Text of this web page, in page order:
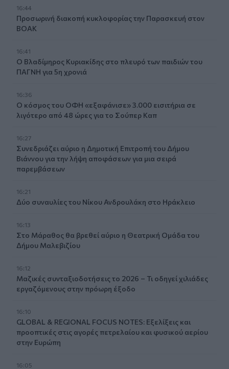
16:44
Προσωρινή διακοπή κυκλοφορίας την Παρασκευή στον
ΒΟΑΚ
16:41
Ο Βλαδίμηρος Κυριακίδης στο πλευρό των παιδιών του
ΠΑΓΝΗ για 5η χρονιά
16:36
Ο κόσμος του ΟΦΗ «εξαφάνισε» 3.000 εισιτήρια σε
λιγότερο από 48 ώρες για το Σούπερ Καπ
16:27
Συνεδριάζει αύριο η Δημοτική Επιτροπή του Δήμου
Βιάννου για την λήψη αποφάσεων για μια σειρά
παρεμβάσεων
16:21
Δύο συναυλίες του Νίκου Ανδρουλάκη στο Ηράκλειο
16:13
Στο Μάραθος θα βρεθεί αύριο η Θεατρική Ομάδα του
Δήμου Μαλεβιζίου
16:12
Μαζικές συνταξιοδοτήσεις το 2026 – Τι οδηγεί χιλιάδες
εργαζόμενους στην πρόωρη έξοδο
16:10
GLOBAL & REGIONAL FOCUS NOTES: Εξελίξεις και
προοπτικές στις αγορές πετρελαίου και φυσικού αερίου
στην Ευρώπη
16:05